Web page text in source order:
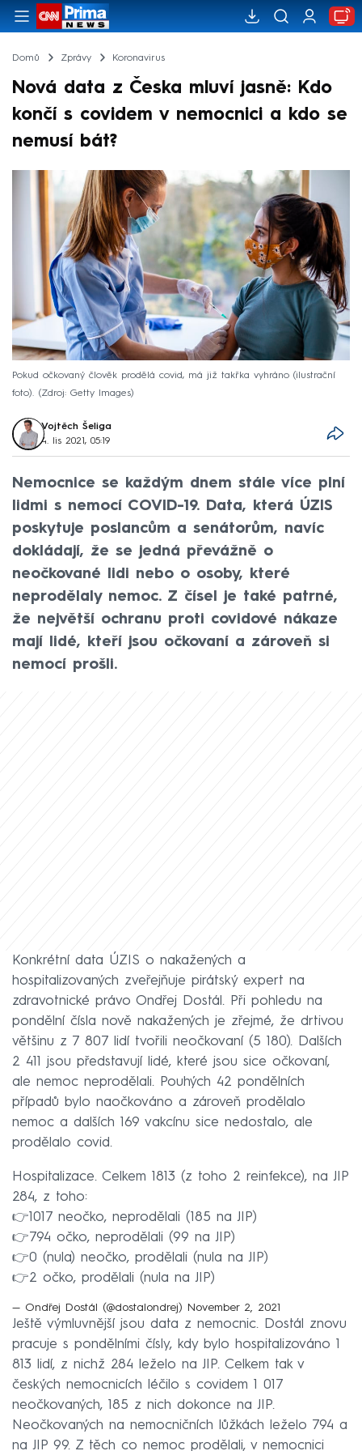
Domů Zprávy Koronavirus
Nová data z Česka mluví jasně: Kdo
končí s covidem v nemocnici a kdo se
nemusí bát?
Pokud očkovaný člověk prodělá covid, má již takřka vyhráno (ilustrační
foto).
Zdroj: Getty Images
Vojtěch Šeliga
4. lis 2021, 05:19
Nemocnice se každým dnem stále více plní
lidmi s nemocí COVID-19. Data, která ÚZIS
poskytuje poslancům a senátorům, navíc
dokládají, že se jedná převážně o
neočkované lidi nebo o osoby, které
neprodělaly nemoc. Z čísel je také patrné,
že největší ochranu proti covidové nákaze
mají lidé, kteří jsou očkovaní a zároveň si
nemocí prošli.
Konkrétní data ÚZIS o nakažených a
hospitalizovaných zveřejňuje pirátský expert na
zdravotnické právo Ondřej Dostál. Při pohledu na
pondělní čísla nově nakažených je zřejmé, že drtivou
většinu z 7 807 lidí tvořili neočkovaní (5 180). Dalších
2 411 jsou představují lidé, které jsou sice očkovaní,
ale nemoc neprodělali. Pouhých 42 pondělních
případů bylo naočkováno a zároveň prodělalo
nemoc a dalších 169 vakcínu sice nedostalo, ale
prodělalo covid.
Hospitalizace. Celkem 1813 (z toho 2 reinfekce), na JIP
284, z toho:
👉1017 neočko, neprodělali (185 na JIP)
👉794 očko, neprodělali (99 na JIP)
👉0 (nula) neočko, prodělali (nula na JIP)
👉2 očko, prodělali (nula na JIP)
— Ondřej Dostál (@dostalondrej) November 2, 2021
Ještě výmluvnější jsou data z nemocnic. Dostál znovu
pracuje s pondělními čísly, kdy bylo hospitalizováno 1
813 lidí, z nichž 284 leželo na JIP. Celkem tak v
českých nemocnicích léčilo s covidem 1 017
neočkovaných, 185 z nich dokonce na JIP.
Neočkovaných na nemocničních lůžkách leželo 794 a
na JIP 99. Z těch co nemoc prodělali, v nemocnici